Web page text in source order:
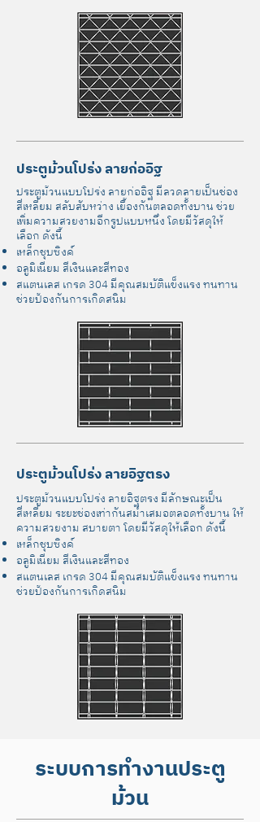
ประตูม้วนโปร่ง ลายก่ออิฐ
ประตูม้วนแบบโปร่ง ลายก่ออิฐ มีลวดลายเป็นช่อง
สี่เหลี่ยม สลับสับหว่าง เยื้องกันตลอดทั้งบาน ช่วย
เพิ่มความสวยงามอีกรูปแบบหนึ่ง โดยมีวัสดุให้
เลือก ดังนี้
เหล็กชุบซิงค์
อลูมิเนียม สีเงินและสีทอง
สแตนเลส เกรด 304 มีคุณสมบัติแข็งแรง ทนทาน
ช่วยป้องกันการเกิดสนิม
ประตูม้วนโปร่ง ลายอิฐตรง
ประตูม้วนแบบโปร่ง ลายอิฐตรง มีลักษณะเป็น
สี่เหลี่ยม ระยะช่องเท่ากันสม่ำเสมอตลอดทั้งบาน ให้
ความสวยงาม สบายตา โดยมีวัสดุให้เลือก ดังนี้
เหล็กชุบซิงค์
อลูมิเนียม สีเงินและสีทอง
สแตนเลส เกรด 304 มีคุณสมบัติแข็งแรง ทนทาน
ช่วยป้องกันการเกิดสนิม
ระบบการทำงานประตู
ม้วน